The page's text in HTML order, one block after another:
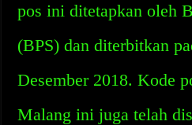
pos ini ditetapkan oleh
(BPS) dan diterbitkan
Desember 2018. Kode
Malang ini juga telah